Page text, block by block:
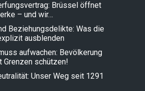
Brüssel öffnet
– und wir…
Beziehungsdelikte: Was die
ausblenden
aufwachen: Bevölkerung
Grenzen schützen!
Unser Weg seit 1291